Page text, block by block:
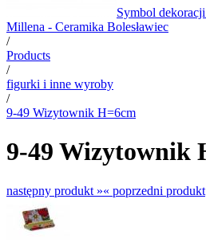
Symbol
Millena - Ceramika Bolesławiec
/
Products
/
figurki i inne wyroby
/
9-49 Wizytownik H=6cm
9-49 Wizytownik
następny produkt »« poprzedni produkt